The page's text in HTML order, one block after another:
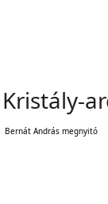
Kristály-
Bernát András megnyitó